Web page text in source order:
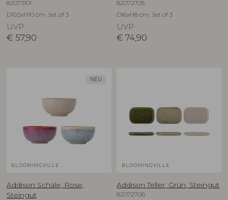
82073101
D10,5xH10 cm, Set of 3
UVP
€ 57,90
82072705
D16xH8 cm, Set of 3
UVP
€ 74,90
NEU
BLOOMINGVILLE
Addison Schale, Rose,
Steingut
BLOOMINGVILLE
Addison Teller, Grün, Steingut
82072706